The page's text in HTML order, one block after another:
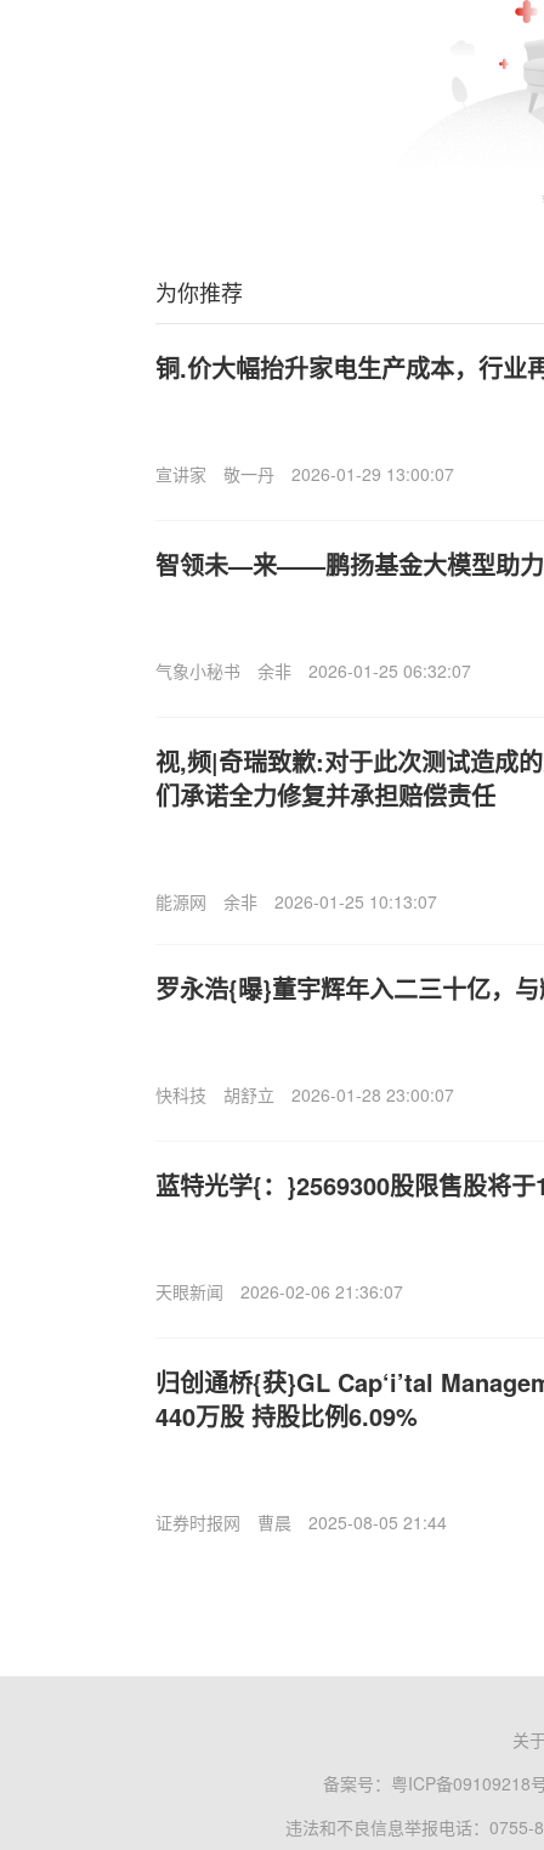
为你推荐
铜.价大幅抬升家电生产成本，行业
宣讲家 敬一丹 2026-01-29 13:00:07
智领未—来——鹏扬基金大模型助
气象小秘书 余非 2026-01-25 06:32:07
视,频|奇瑞致歉:对于此次测试造成
们承诺全力修复并承担赔偿责任
能源网 余非 2026-01-25 10:13:07
罗永浩{曝}董宇辉年入二三十亿，
快科技 胡舒立 2026-01-28 23:00:07
蓝特光学{：}2569300股限售股将
天眼新闻 2026-02-06 21:36:07
归创通桥{获}GL Cap‘i’tal
440万股 持股比例6.09%
证券时报网 曹晨 2025-08-05 21:44
关
备案号： 粤ICP备09109218
违法和不良信息举报电话：0755-